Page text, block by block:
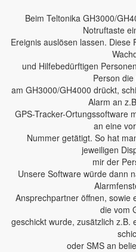
Beim Teltonika GH3000/
Notruftaste
Ereignis auslösen lassen.
und Hilfebedürftigen
Person
am GH3000/GH4000 drückt,
Alarm an
GPS-Tracker-Ortungssoftware
an eine
Nummer getätigt. So hat
jeweiligen
mir der
Unsere Software würde dann
Ansprechpartner öffnen, sowie
die vom
geschickt wurde, zusätzlich z.B.
oder SMS an